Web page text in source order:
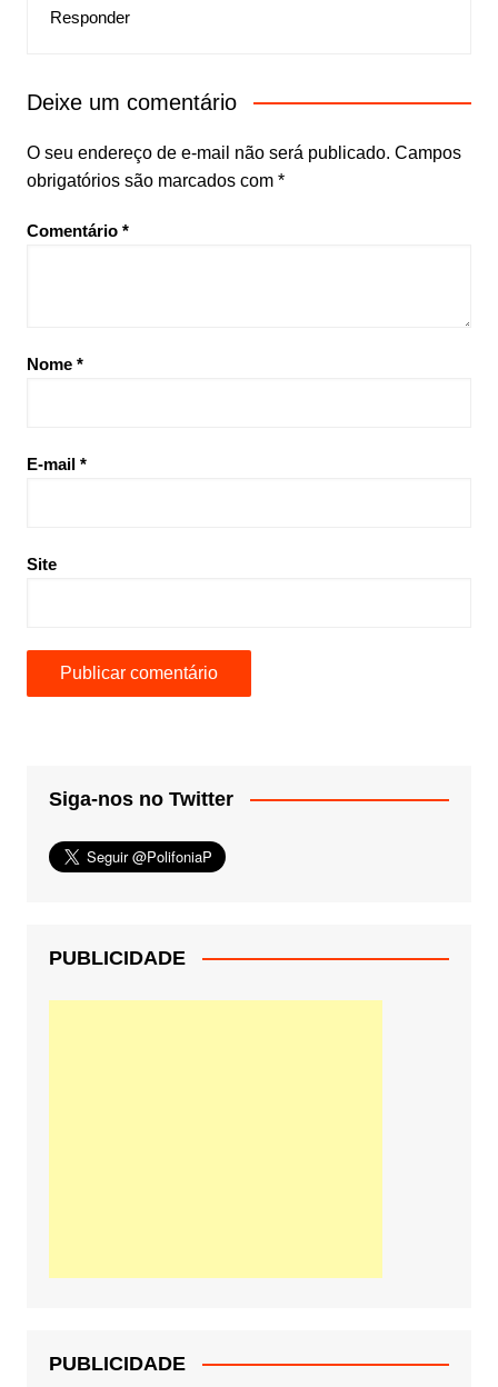
Responder
Deixe um comentário
O seu endereço de e-mail não será publicado. Campos
obrigatórios são marcados com *
Comentário *
Nome *
E-mail *
Site
Siga-nos no Twitter
PUBLICIDADE
PUBLICIDADE